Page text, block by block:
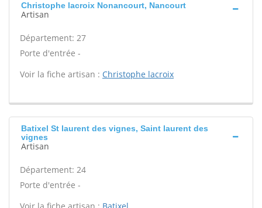
Christophe lacroix Nonancourt, Nancourt
Artisan
Département: 27
Porte d'entrée -
Voir la fiche artisan : Christophe lacroix
Batixel St laurent des vignes, Saint laurent des
vignes
Artisan
Département: 24
Porte d'entrée -